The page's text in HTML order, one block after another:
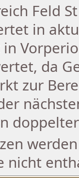
Feld
in
da
zur
nicht